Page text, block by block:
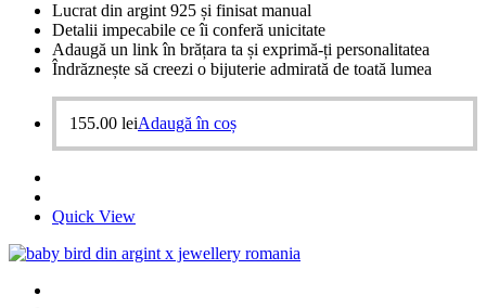
Lucrat din argint 925 și finisat manual
Detalii impecabile ce îi conferă unicitate
Adaugă un link în brățara ta și exprimă-ți personalitatea
Îndrăznește să creezi o bijuterie admirată de toată lumea
155.00 leiAdaugă în coș
Quick View